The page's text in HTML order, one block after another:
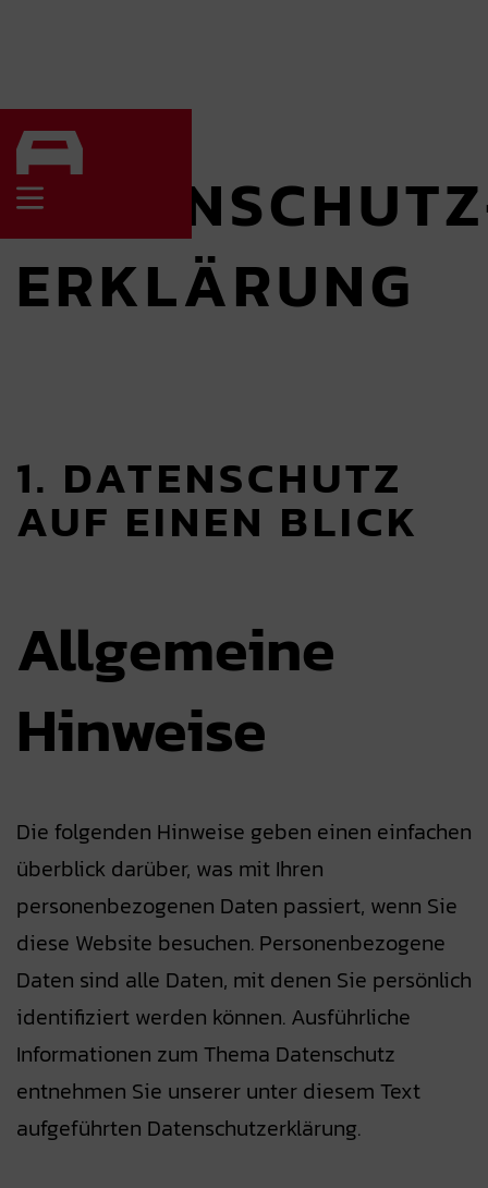
ERKLÄRUNG
1. DATENSCHUTZ
AUF EINEN BLICK
Allgemeine
Hinweise
Die folgenden Hinweise geben einen einfachen
überblick darüber, was mit Ihren
personenbezogenen Daten passiert, wenn Sie
diese Website besuchen. Personenbezogene
Daten sind alle Daten, mit denen Sie persönlich
identifiziert werden können. Ausführliche
Informationen zum Thema Datenschutz
entnehmen Sie unserer unter diesem Text
aufgeführten Datenschutzerklärung.